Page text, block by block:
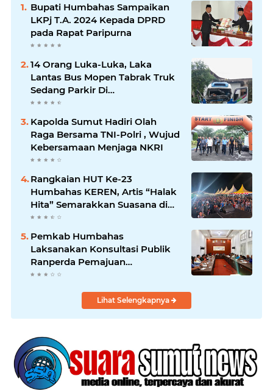
Bupati Humbahas Sampaikan
LKPj T.A. 2024 Kepada DPRD
pada Rapat Paripurna
14 Orang Luka-Luka, Laka
Lantas Bus Mopen Tabrak Truk
Sedang Parkir Di
Siborongborong
Kapolda Sumut Hadiri Olah
Raga Bersama TNI-Polri , Wujud
Kebersamaan Menjaga NKRI
Rangkaian HUT Ke-23
Humbahas KEREN, Artis “Halak
Hita” Semarakkan Suasana di
Bukit Inspirasi
Pemkab Humbahas
Laksanakan Konsultasi Publik
Ranperda Pemajuan
Kebudayaan Daerah
Lihat Selengkapnya